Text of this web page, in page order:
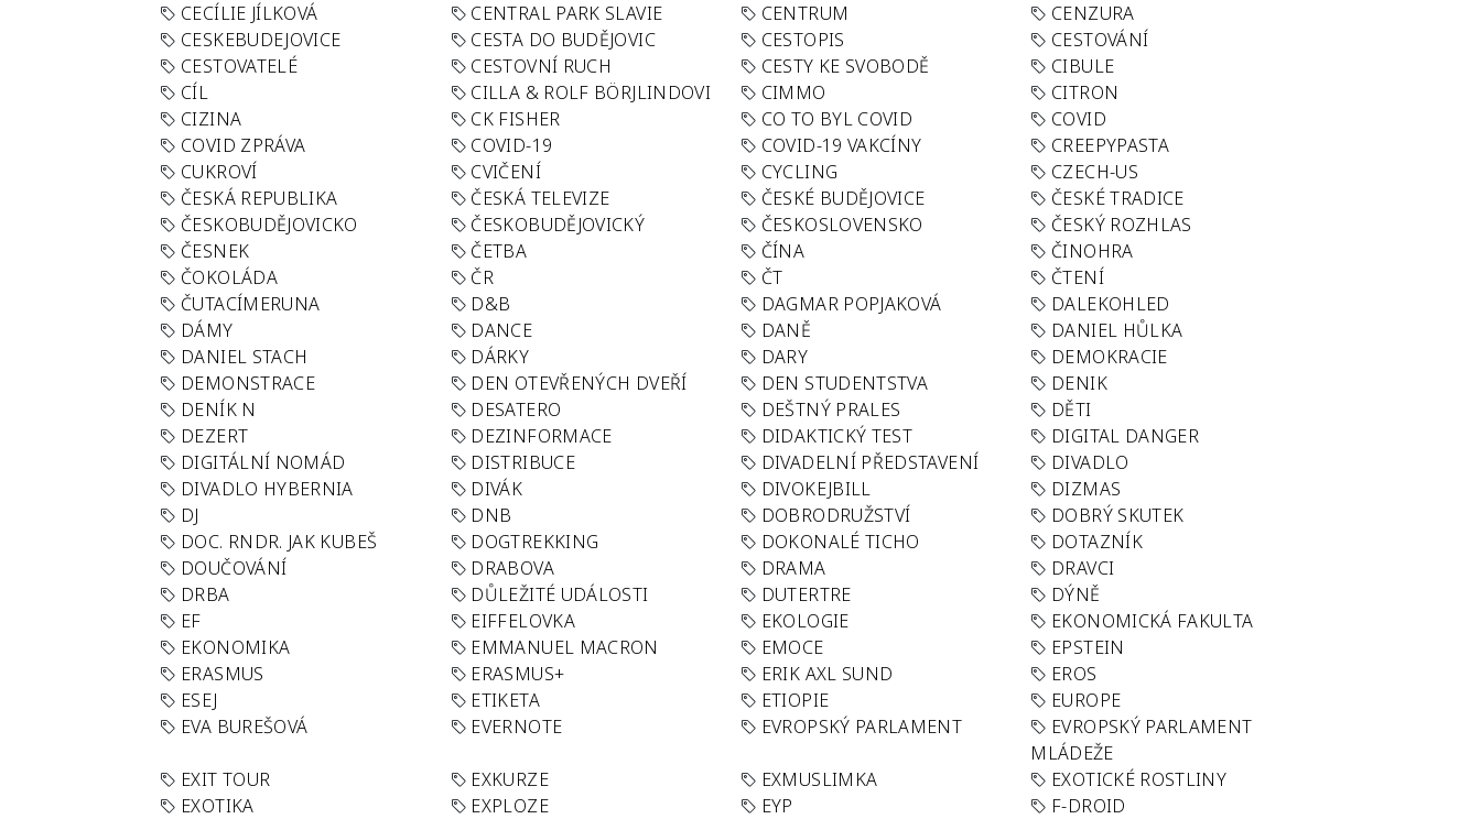
CECÍLIE JÍLKOVÁ
CENTRAL PARK SLAVIE CENTRUM
CENZURA
CESKEBUDEJOVICE
CESTA DO BUDĚJOVIC CESTOPIS
CESTOVÁNÍ
CESTOVATELÉ
CESTOVNÍ RUCH CESTY KE SVOBODĚ
CIBULE
CÍL
CILLA & ROLF BÖRJLINDOVI CIMMO
CITRON
CIZINA
CK FISHER CO TO BYL COVID
COVID
COVID ZPRÁVA
COVID-19 COVID-19 VAKCÍNY
CREEPYPASTA
CUKROVÍ
CVIČENÍ CYCLING
CZECH-US
ČESKÁ REPUBLIKA
ČESKÁ TELEVIZE ČESKÉ BUDĚJOVICE
ČESKÉ TRADICE
ČESKOBUDĚJOVICKO
ČESKOBUDĚJOVICKÝ ČESKOSLOVENSKO
ČESKÝ ROZHLAS
ČESNEK
ČETBA ČÍNA
ČINOHRA
ČOKOLÁDA
ČR ČT
ČTENÍ
ČUTACÍMERUNA
D&B DAGMAR POPJAKOVÁ
DALEKOHLED
DÁMY
DANCE DANĚ
DANIEL HŮLKA
DANIEL STACH
DÁRKY DARY
DEMOKRACIE
DEMONSTRACE
DEN OTEVŘENÝCH DVEŘÍ DEN STUDENTSTVA
DENIK
DENÍK N
DESATERO DEŠTNÝ PRALES
DĚTI
DEZERT
DEZINFORMACE DIDAKTICKÝ TEST
DIGITAL DANGER
DIGITÁLNÍ NOMÁD
DISTRIBUCE DIVADELNÍ PŘEDSTAVENÍ
DIVADLO
DIVADLO HYBERNIA
DIVÁK DIVOKEJBILL
DIZMAS
DJ
DNB DOBRODRUŽSTVÍ
DOBRÝ SKUTEK
DOC. RNDR. JAK KUBEŠ
DOGTREKKING DOKONALÉ TICHO
DOTAZNÍK
DOUČOVÁNÍ
DRABOVA DRAMA
DRAVCI
DRBA
DŮLEŽITÉ UDÁLOSTI DUTERTRE
DÝNĚ
EF
EIFFELOVKA EKOLOGIE
EKONOMICKÁ FAKULTA
EKONOMIKA
EMMANUEL MACRON EMOCE
EPSTEIN
ERASMUS
ERASMUS+ ERIK AXL SUND
EROS
ESEJ
ETIKETA ETIOPIE
EUROPE
EVA BUREŠOVÁ
EVERNOTE EVROPSKÝ PARLAMENT
EVROPSKÝ PARLAMENT
MLÁDEŽE
EXIT TOUR
EXKURZE EXMUSLIMKA
EXOTICKÉ ROSTLINY
EXOTIKA
EXPLOZE EYP
F-DROID